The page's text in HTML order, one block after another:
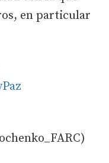
en particular